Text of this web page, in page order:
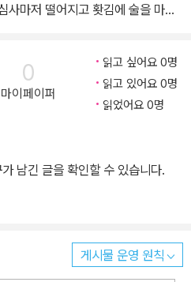
사마저 떨어지고 홧김에 술을 마시
워 먹자 삼겹살 사 갈게~ -엄마 췌
머니의 문자 아니, 12년 전으로 돌아
0
마이페이퍼
읽고 싶어요 0명
읽고 있어요 0명
읽었어요 0명
남긴 글을 확인할 수 있습니다.
게시물 운영 원칙